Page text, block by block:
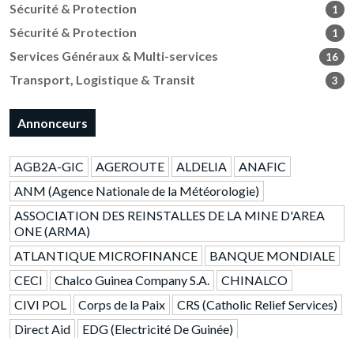
Sécurité & Protection 1
Sécurité & Protection 1
Services Généraux & Multi-services 16
Transport, Logistique & Transit 3
Annonceurs
AGB2A-GIC AGEROUTE ALDELIA
ANAFIC
ANM (Agence Nationale de la Météorologie)
ASSOCIATION DES REINSTALLES DE LA MINE D'AREA
ONE (ARMA)
ATLANTIQUE MICROFINANCE
BANQUE MONDIALE
CECI
Chalco Guinea Company S.A.
CHINALCO
CIVI POL
Corps de la Paix
CRS (Catholic Relief Services)
Direct Aid
EDG (Electricité De Guinée)